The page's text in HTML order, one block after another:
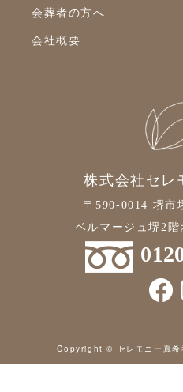
2021年7月
2021年6月
会葬者の方へ
会社概要
株式会社セレ
〒590-0014 堺市
ベルマージュ堺2階
Copyright © セレモニー真